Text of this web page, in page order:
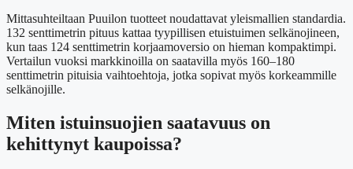
Mittasuhteiltaan Puuilon tuotteet noudattavat yleismallien standardia.
132 senttimetrin pituus kattaa tyypillisen etuistuimen selkänojineen,
kun taas 124 senttimetrin korjaamoversio on hieman kompaktimpi.
Vertailun vuoksi markkinoilla on saatavilla myös 160–180
senttimetrin pituisia vaihtoehtoja, jotka sopivat myös korkeammille
selkänojille.
Miten istuinsuojien saatavuus on
kehittynyt kaupoissa?